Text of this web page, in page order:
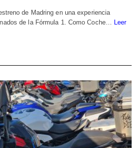
de Madring en una experiencia
de la Fórmula 1. Como Coche… Leer